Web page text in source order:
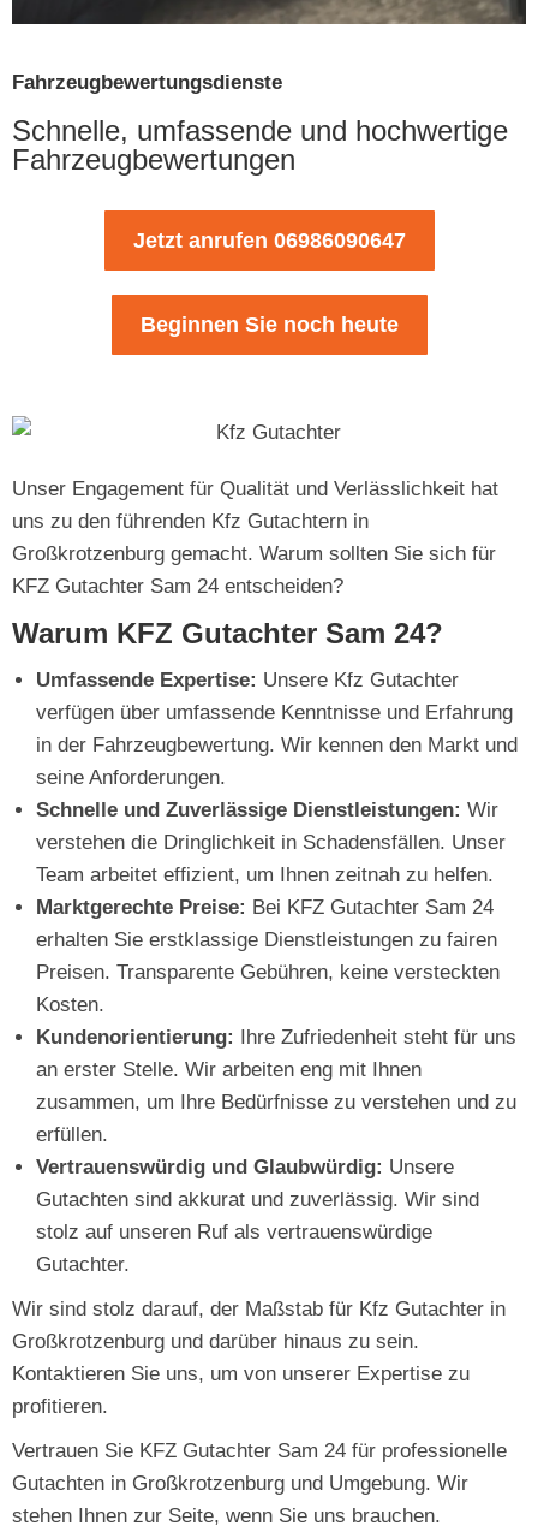
Fahrzeugbewertungsdienste
Schnelle, umfassende und hochwertige
Fahrzeugbewertungen
Jetzt anrufen 06986090647
Beginnen Sie noch heute
Unser Engagement für Qualität und Verlässlichkeit hat
uns zu den führenden Kfz Gutachtern in
Großkrotzenburg gemacht. Warum sollten Sie sich für
KFZ Gutachter Sam 24 entscheiden?
Warum KFZ Gutachter Sam 24?
Umfassende Expertise: Unsere Kfz Gutachter
verfügen über umfassende Kenntnisse und Erfahrung
in der Fahrzeugbewertung. Wir kennen den Markt und
seine Anforderungen.
Schnelle und Zuverlässige Dienstleistungen: Wir
verstehen die Dringlichkeit in Schadensfällen. Unser
Team arbeitet effizient, um Ihnen zeitnah zu helfen.
Marktgerechte Preise: Bei KFZ Gutachter Sam 24
erhalten Sie erstklassige Dienstleistungen zu fairen
Preisen. Transparente Gebühren, keine versteckten
Kosten.
Kundenorientierung: Ihre Zufriedenheit steht für uns
an erster Stelle. Wir arbeiten eng mit Ihnen
zusammen, um Ihre Bedürfnisse zu verstehen und zu
erfüllen.
Vertrauenswürdig und Glaubwürdig: Unsere
Gutachten sind akkurat und zuverlässig. Wir sind
stolz auf unseren Ruf als vertrauenswürdige
Gutachter.
Wir sind stolz darauf, der Maßstab für Kfz Gutachter in
Großkrotzenburg und darüber hinaus zu sein.
Kontaktieren Sie uns, um von unserer Expertise zu
profitieren.
Vertrauen Sie KFZ Gutachter Sam 24 für professionelle
Gutachten in Großkrotzenburg und Umgebung. Wir
stehen Ihnen zur Seite, wenn Sie uns brauchen.